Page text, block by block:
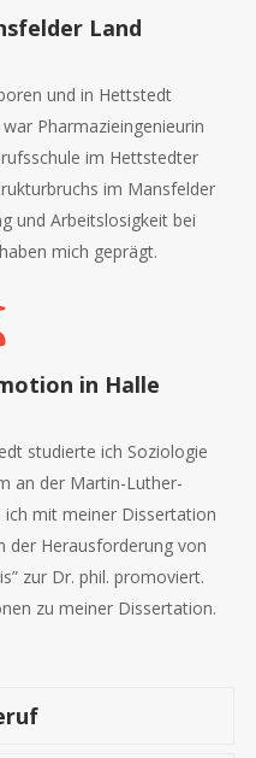
Land
und in Hettstedt
Pharmazieingenieurin
im Hettstedter
im Mansfelder
und Arbeitslosigkeit bei
mich geprägt.
in Halle
studierte ich Soziologie
an der Martin-Luther-
ich mit meiner Dissertation
der Herausforderung von
zur Dr. phil. promoviert.
zu meiner Dissertation.